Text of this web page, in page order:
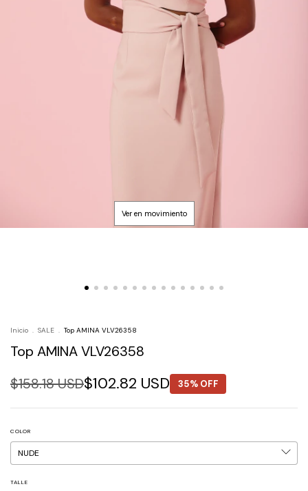
Inicio SALE Top AMINA VLV26358
Top AMINA VLV26358
$158.18 USD$102.82 USD 35% OFF
COLOR
TALLE